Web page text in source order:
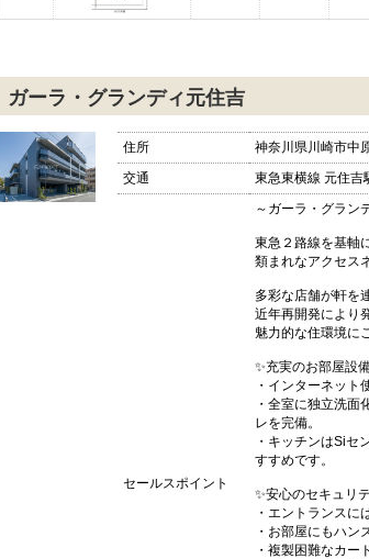
ガーラ・グランディ元住吉
住所
神奈川県川崎市中
交通
東急東横線 元住
セールスポイント
～ガーラ・グラン
東急２路線を基軸
類まれなアクセス
多彩な店舗が軒を
近年再開発により
魅力的な住環境に
✨充実のお部屋設
・インターネット
・全室に独立洗面
レを完備。
・キッチンはSiセ
すすめです。
✨安心のセキュリ
・エントランスに
・お部屋にもハン
・複製困難なカー